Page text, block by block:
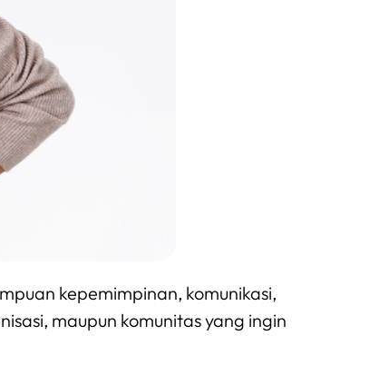
kepemimpinan, komunikasi,
maupun komunitas yang ingin